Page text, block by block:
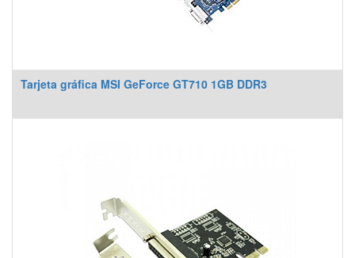
Tarjeta gráfica MSI GeForce GT710 1GB DDR3